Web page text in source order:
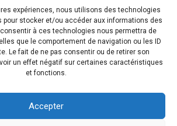
expériences, nous utilisons des technologies
pour stocker et/ou accéder aux informations des
à ces technologies nous permettra de
que le comportement de navigation ou les ID
Le fait de ne pas consentir ou de retirer son
un effet négatif sur certaines caractéristiques
et fonctions.
Accepter